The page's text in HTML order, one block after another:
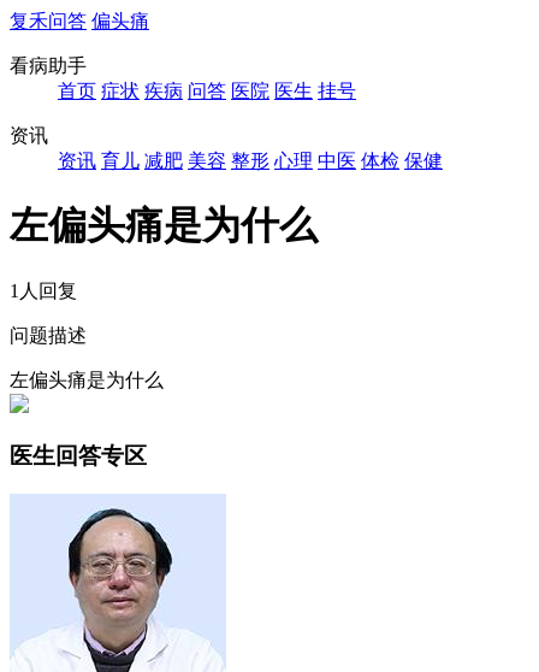
复禾问答 偏头痛
看病助手
首页 症状 疾病 问答 医院 医生 挂号
资讯
资讯 育儿 减肥 美容 整形 心理 中医 体检 保健
左偏头痛是为什么
1人回复
问题描述
左偏头痛是为什么
医生回答专区